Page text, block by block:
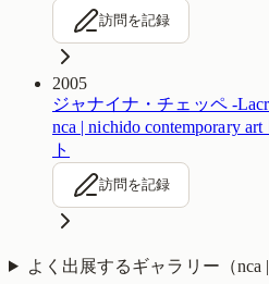
訪問を記録
2005
ジャナイナ・チェッペ -
nca | nichido contemporary
ト
訪問を記録
よく出展するギャラリー（nca